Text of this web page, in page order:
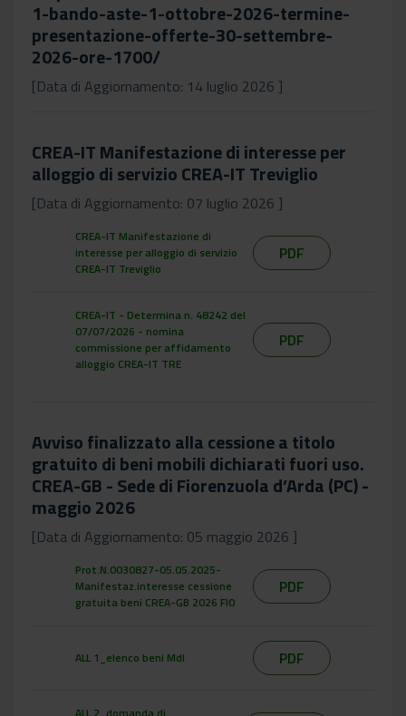
1-bando-aste-1-ottobre-2026-termine-
presentazione-offerte-30-settembre-
2026-ore-1700/
[Data di Aggiornamento: 14 luglio 2026 ]
CREA-IT Manifestazione di interesse per
alloggio di servizio CREA-IT Treviglio
[Data di Aggiornamento: 07 luglio 2026 ]
CREA-IT Manifestazione di
interesse per alloggio di servizio
CREA-IT Treviglio
PDF
CREA-IT - Determina n. 48242 del
07/07/2026 - nomina
commissione per affidamento
alloggio CREA-IT TRE
PDF
Avviso finalizzato alla cessione a titolo
gratuito di beni mobili dichiarati fuori uso.
CREA-GB - Sede di Fiorenzuola d’Arda (PC) -
maggio 2026
[Data di Aggiornamento: 05 maggio 2026 ]
Prot.N.0030827-05.05.2025-
Manifestaz.interesse cessione
gratuita beni CREA-GB 2026 FIO
PDF
ALL 1_elenco beni MdI PDF
ALL 2_domanda di